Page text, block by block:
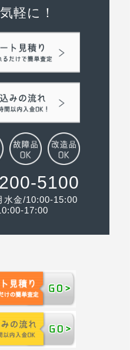
軽に！
5100
水金/10:00-15:00
17:00